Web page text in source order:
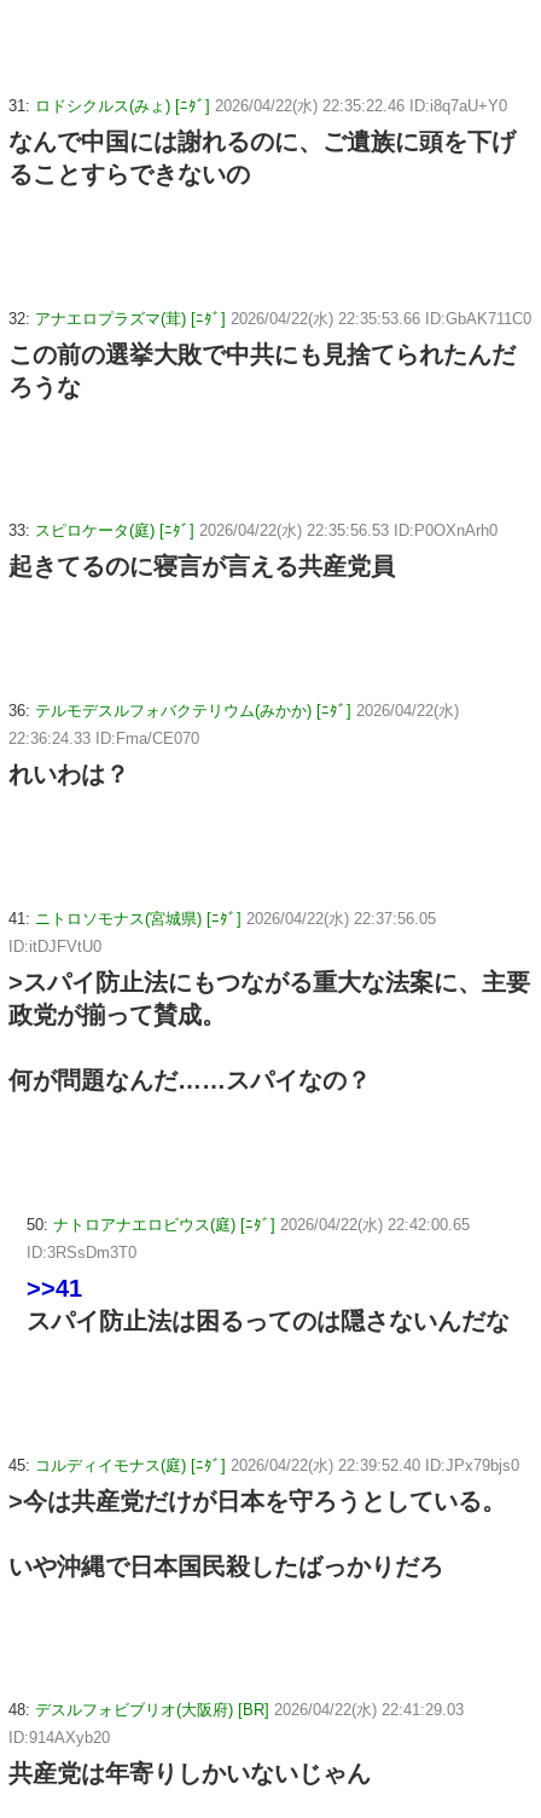
31: ロドシクルス(みょ) [ﾆﾀﾞ] 2026/04/22(水) 22:35:22.46 ID:i8q7aU+Y0
なんで中国には謝れるのに、ご遺族に頭を下げ
ることすらできないの
32: アナエロプラズマ(茸) [ﾆﾀﾞ] 2026/04/22(水) 22:35:53.66 ID:GbAK711C0
この前の選挙大敗で中共にも見捨てられたんだ
ろうな
33: スピロケータ(庭) [ﾆﾀﾞ] 2026/04/22(水) 22:35:56.53 ID:P0OXnArh0
起きてるのに寝言が言える共産党員
36: テルモデスルフォバクテリウム(みかか) [ﾆﾀﾞ] 2026/04/22(水)
22:36:24.33 ID:Fma/CE070
れいわは？
41: ニトロソモナス(宮城県) [ﾆﾀﾞ] 2026/04/22(水) 22:37:56.05
ID:itDJFVtU0
>スパイ防止法にもつながる重大な法案に、主要
政党が揃って賛成。
何が問題なんだ……スパイなの？
50: ナトロアナエロビウス(庭) [ﾆﾀﾞ] 2026/04/22(水) 22:42:00.65
ID:3RSsDm3T0
>>41
スパイ防止法は困るってのは隠さないんだな
45: コルディイモナス(庭) [ﾆﾀﾞ] 2026/04/22(水) 22:39:52.40 ID:JPx79bjs0
>今は共産党だけが日本を守ろうとしている。
いや沖縄で日本国民殺したばっかりだろ
48: デスルフォビブリオ(大阪府) [BR] 2026/04/22(水) 22:41:29.03
ID:914AXyb20
共産党は年寄りしかいないじゃん